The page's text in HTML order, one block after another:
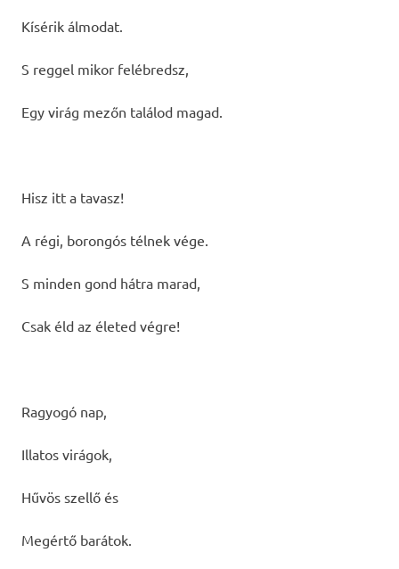
Kísérik álmodat.
S reggel mikor felébredsz,
Egy virág mezőn találod magad.
Hisz itt a tavasz!
A régi, borongós télnek vége.
S minden gond hátra marad,
Csak éld az életed végre!
Ragyogó nap,
Illatos virágok,
Hűvös szellő és
Megértő barátok.